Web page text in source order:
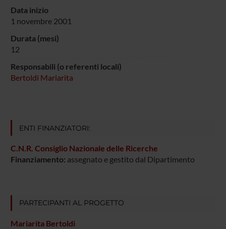
Data inizio
1 novembre 2001
Durata (mesi)
12
Responsabili (o referenti locali)
Bertoldi Mariarita
ENTI FINANZIATORI:
C.N.R. Consiglio Nazionale delle Ricerche
Finanziamento: assegnato e gestito dal Dipartimento
PARTECIPANTI AL PROGETTO
Mariarita Bertoldi